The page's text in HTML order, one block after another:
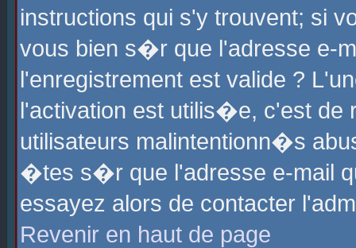
instructions qui s'y trouvent; si
vous bien s�r que l'adresse e-
l'enregistrement est valide ?
l'activation est utilis�e, c'est
utilisateurs malintentionn�s
�tes s�r que l'adresse e-mail
essayez alors de contacter
Revenir en haut de page